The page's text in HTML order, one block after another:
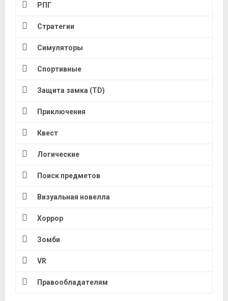
РПГ
Стратегии
Симуляторы
Спортивные
Защита замка (TD)
Приключения
Квест
Логические
Поиск предметов
Визуальная новелла
Хоррор
Зомби
VR
Правообладателям